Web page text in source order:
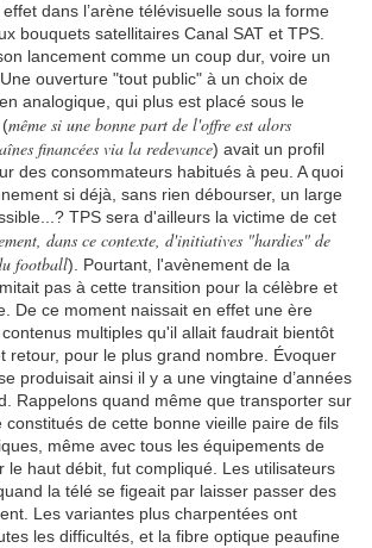
dans l’arène télévisuelle sous la forme
bouquets satellitaires Canal SAT et TPS.
lancement comme un coup dur, voire un
ouverture "tout public" à un choix de
analogique, qui plus est placé sous le
même si une bonne part de l'offre est alors
financées via la redevance) avait un profil
des consommateurs habitués à peu. A quoi
si déjà, sans rien débourser, un large
TPS sera d'ailleurs la victime de cet
dans ce contexte, d'initiatives "hardies" de
football). Pourtant, l'avènement de la
pas à cette transition pour la célèbre et
De ce moment naissait en effet une ère
multiples qu'il allait faudrait bientôt
retour, pour le plus grand nombre. Évoquer
produisait ainsi il y a une vingtaine d’années
Rappelons quand même que transporter sur
constitués de cette bonne vieille paire de fils
même avec tous les équipements de
le haut débit, fut compliqué. Les utilisateurs
la télé se figeait par laisser passer des
Les variantes plus charpentées ont
les difficultés, et la fibre optique peaufine